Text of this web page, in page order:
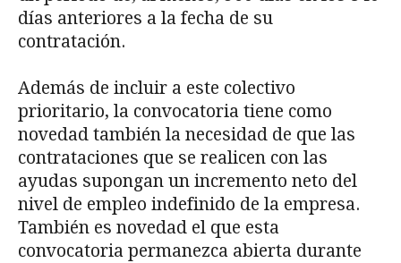
días anteriores a la fecha de su
contratación.
Además de incluir a este colectivo
prioritario, la convocatoria tiene como
novedad también la necesidad de que las
contrataciones que se realicen con las
ayudas supongan un incremento neto del
nivel de empleo indefinido de la empresa.
También es novedad el que esta
convocatoria permanezca abierta durante